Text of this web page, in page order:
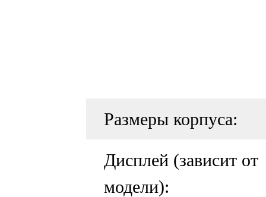
Размеры корпуса:
Дисплей (зависит от
модели):